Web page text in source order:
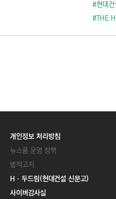
#현대
#THE H
개인정보 처리방침
뉴스룸 운영 정책
법적고지
Hㆍ두드림(현대건설 신문고)
사이버감사실